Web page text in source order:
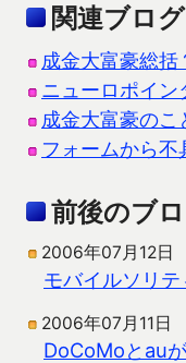
関連ブログ
成金大富豪総括
ニューロポイン
成金大富豪のこ
フォームから
前後のブ
2006年07月12日
モバイルソリ
2006年07月11日
DoCoMoとau